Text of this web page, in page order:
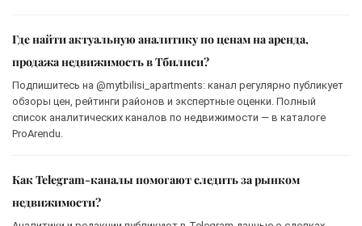
Где найти актуальную аналитику по ценам на аренда,
продажа недвижимость в Тбилиси?
Подпишитесь на @mytbilisi_apartments: канал регулярно публикует
обзоры цен, рейтинги районов и экспертные оценки. Полный
список аналитических каналов по недвижимости — в каталоге
ProArendu.
Как Telegram-каналы помогают следить за рынком
недвижимости?